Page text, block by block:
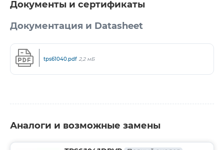
Документы и сертификаты
Документация и Datasheet
tps61040.pdf 2,2 мБ
Аналоги и возможные замены